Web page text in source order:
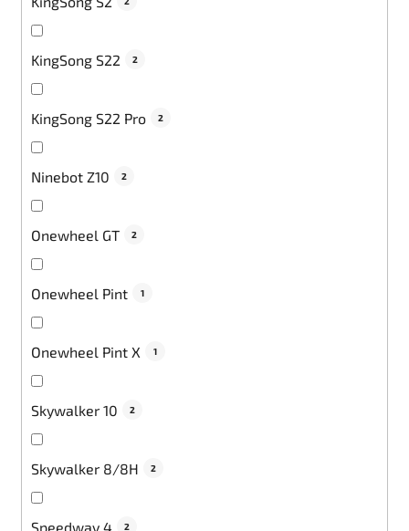
KingSong S22 2
KingSong S22 Pro 2
Ninebot Z10 2
Onewheel GT 2
Onewheel Pint 1
Onewheel Pint X 1
Skywalker 10 2
Skywalker 8/8H 2
Speedway 4 2